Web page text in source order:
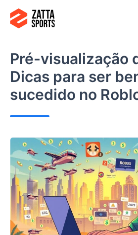
para
conteúdo
Pré-visualização
Dicas para ser
sucedido no